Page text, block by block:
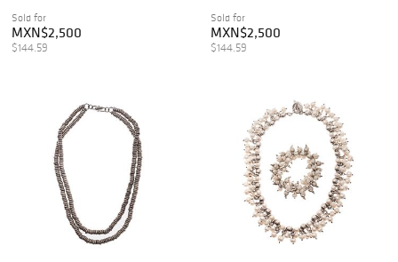
Sold for
MXN$2,500
$144.59
Sold for
MXN$2,500
$144.59